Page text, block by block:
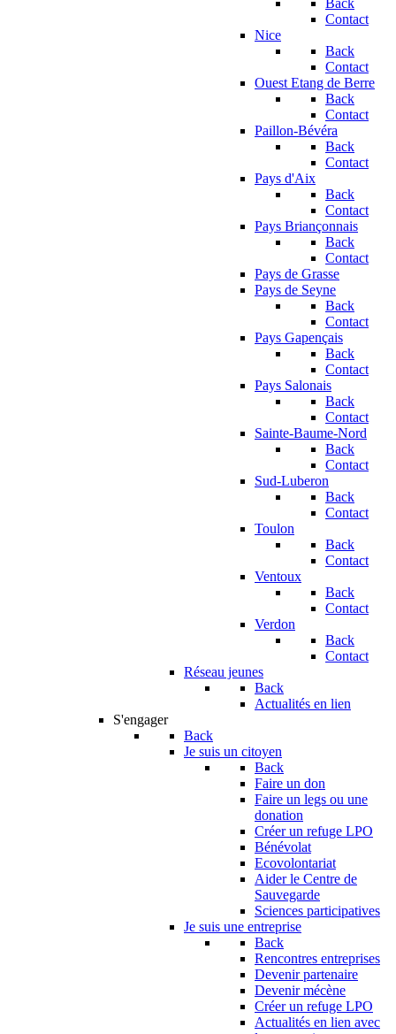
Back
Contact
Nice
Back
Contact
Ouest Etang de Berre
Back
Contact
Paillon-Bévéra
Back
Contact
Pays d'Aix
Back
Contact
Pays Briançonnais
Back
Contact
Pays de Grasse
Pays de Seyne
Back
Contact
Pays Gapençais
Back
Contact
Pays Salonais
Back
Contact
Sainte-Baume-Nord
Back
Contact
Sud-Luberon
Back
Contact
Toulon
Back
Contact
Ventoux
Back
Contact
Verdon
Back
Contact
Réseau jeunes
Back
Actualités en lien
S'engager
Back
Je suis un citoyen
Back
Faire un don
Faire un legs ou une
donation
Créer un refuge LPO
Bénévolat
Ecovolontariat
Aider le Centre de
Sauvegarde
Sciences participatives
Je suis une entreprise
Back
Rencontres entreprises
Devenir partenaire
Devenir mécène
Créer un refuge LPO
Actualités en lien avec